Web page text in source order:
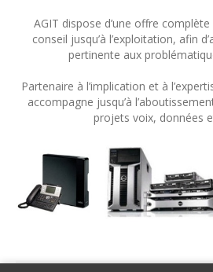
AGIT dispose d’une offre
conseil jusqu’à l’exploitation, afin
pertinente aux
Partenaire à l’implication et à
accompagne jusqu’à
projets voix, données